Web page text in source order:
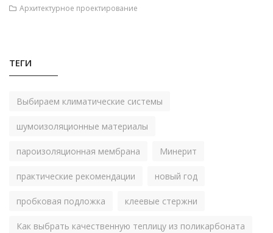
Архитектурное проектирование
ТЕГИ
Выбираем климатические системы
шумоизоляционные материалы
пароизоляционная мембрана Минерит
практические рекомендации новый год
пробковая подложка клеевые стержни
Как выбрать качественную теплицу из поликарбоната